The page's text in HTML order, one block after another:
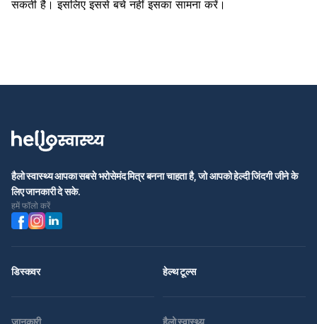
सकती है। इसलिए इससे बचे नहीं इसका सामना करें।
हैलो स्वास्थ्य आपका सबसे भरोसेमंद मित्र बनना चाहता है, जो आपको हेल्दी जिंदगी जीने के
लिए जानकारी दे सके.
हमें फॉलो करें
डिस्कवर हेल्थ टूल्स